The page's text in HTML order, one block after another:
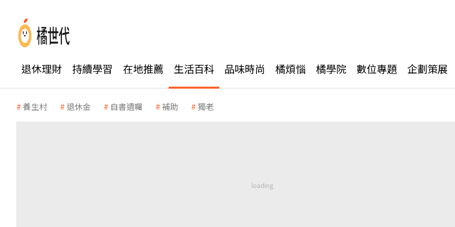
退休理財 持續學習 在地推薦 生活百科 品味時尚 橘煩惱 橘學院 數位專題 企劃策展
養生村 退休金 自書遺囑 補助 獨老